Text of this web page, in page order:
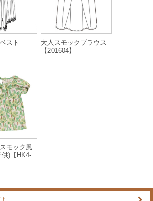
スト
大人スモックブラウス
【201604】
モック風
)【HK4-